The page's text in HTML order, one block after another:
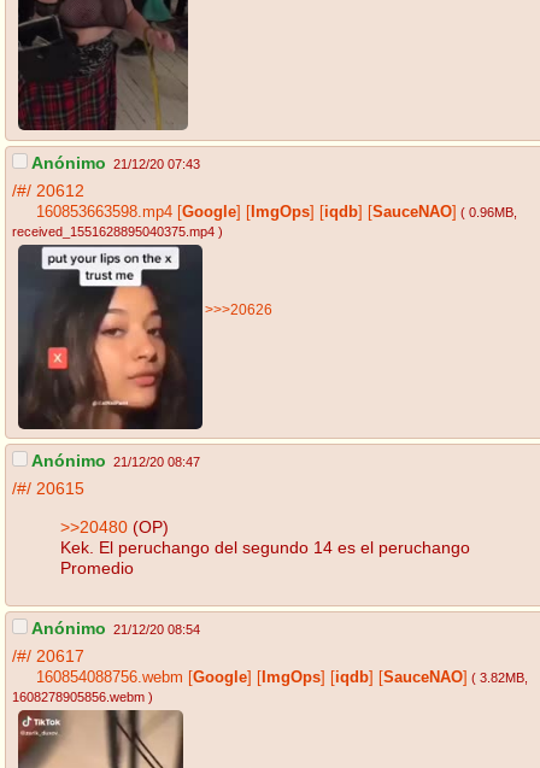
Anónimo 21/12/20 07:43
/#/ 20612
160853663598.mp4 Google ImgOps iqdb SauceNAO ( 0.96MB
received_1551628895040375.mp4 )
>>>20626
Anónimo 21/12/20 08:47
/#/ 20615
>>20480 (OP)
Kek. El peruchango del segundo 14 es el peruchango
Promedio
Anónimo 21/12/20 08:54
/#/ 20617
160854088756.webm Google ImgOps iqdb SauceNAO ( 3.82MB
1608278905856.webm )